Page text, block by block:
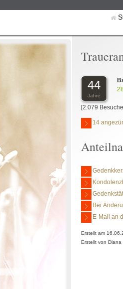
44
Jahre
[2.079
14
Bei
E-Mail an
Erstellt am
Erstellt von